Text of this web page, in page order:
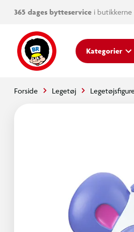
365 dages bytteservice i butikkerne
Kategorier
Forside Legetøj